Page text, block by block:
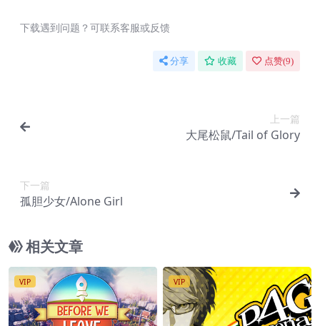
下载遇到问题？可联系客服或反馈
分享 收藏 点赞(9)
上一篇
大尾松鼠/Tail of Glory
下一篇
孤胆少女/Alone Girl
相关文章
VIP VIP